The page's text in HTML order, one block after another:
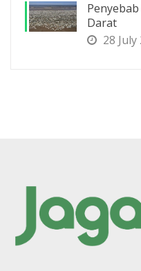
Darat
28 July